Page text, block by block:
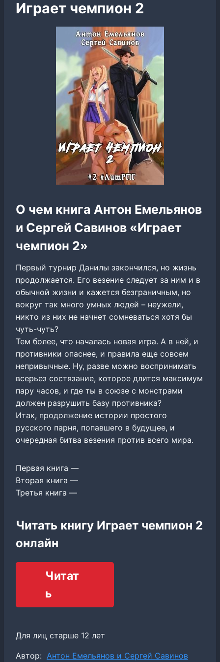
Играет чемпион 2
О чем книга Антон Емельянов
и Сергей Савинов «Играет
чемпион 2»
Первый турнир Данилы закончился, но жизнь
продолжается. Его везение следует за ним и в
обычной жизни и кажется безграничным, но
вокруг так много умных людей – неужели,
никто из них не начнет сомневаться хотя бы
чуть-чуть?
Тем более, что началась новая игра. А в ней, и
противники опаснее, и правила еще совсем
непривычные. Ну, разве можно воспринимать
всерьез состязание, которое длится максимум
пару часов, и где ты в союзе с монстрами
должен разрушить базу противника?
Итак, продолжение истории простого
русского парня, попавшего в будущее, и
очередная битва везения против всего мира.
Первая книга —
Вторая книга —
Третья книга —
Читать книгу Играет чемпион 2
онлайн
Читат
ь
Для лиц старше 12 лет
Метки
Автор: Антон Емельянов и Сергей Савинов